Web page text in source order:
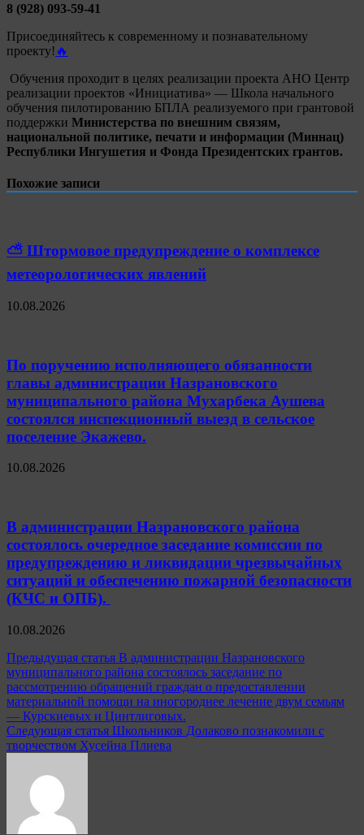
8 (928) 093-59-41
Присоединяйтесь к современному и познавательному
проекту! 🔥
Обучения проходит в целях реализации проекта АНО Центр
реализации проектов «Инициатива» — Школа начального
обучения пилотированию БПЛА реализуемого при грантовой
поддержки Министерства по внешним связям,
национальной политике, печати и информации (Миннац)
Республики Ингушетия и Фонда Президентских грантов.
Похожие записи
⛅️ Штормовое предупреждение о комплексе
метеорологических явлений
10.08.2026
По поручению исполняющего обязанности
главы администрации Назрановского
муниципального района Мухарбека Аушева
состоялся инспекционный выезд в сельское
поселение Экажево.
10.08.2026
В администрации Назрановского района
состоялось очередное заседание комиссии по
предупреждению и ликвидации чрезвычайных
ситуаций и обеспечению пожарной безопасности
(КЧС и ОПБ).
10.08.2026
Навигация
по
записям
Предыдущая статья В администрации Назрановского
муниципального района состоялось заседание по
рассмотрению обращений граждан о предоставлении
материальной помощи на иногороднее лечение двум семьям
— Курскиевых и Цинтлиговых.
Следующая статья Школьников Долаково познакомили с
творчеством Хусейна Плиева